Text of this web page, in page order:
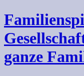
Zum
Inhalt
springen
ganze